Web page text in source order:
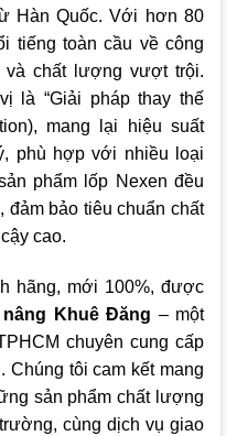
Hàn Quốc. Với hơn 80
tiếng toàn cầu về công
và chất lượng vượt trội.
là “Giải pháp thay thế
mang lại hiệu suất
phù hợp với nhiều loại
phẩm lốp Nexen đều
bảo tiêu chuẩn chất
cao.
hãng, mới 100%, được
Khuê Đăng – một
chuyên cung cấp
Chúng tôi cam kết mang
sản phẩm chất lượng
cùng dịch vụ giao